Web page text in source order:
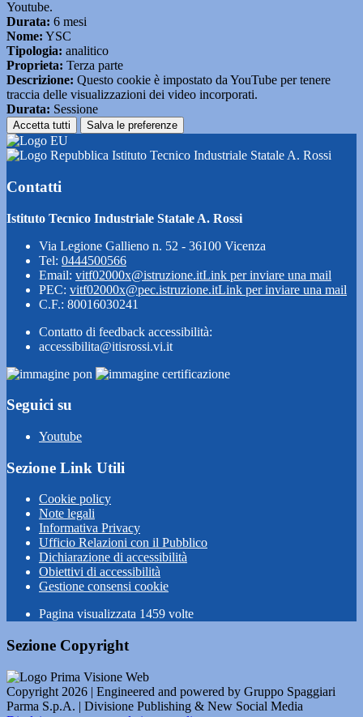
Youtube.
Durata: 6 mesi
Nome: YSC
Tipologia: analitico
Proprieta: Terza parte
Descrizione: Questo cookie è impostato da YouTube per tenere
traccia delle visualizzazioni dei video incorporati.
Durata: Sessione
Accetta tutti Salva le preferenze
Istituto Tecnico Industriale Statale A. Rossi
Contatti
Istituto Tecnico Industriale Statale A. Rossi
Via Legione Gallieno n. 52 - 36100 Vicenza
Tel: 0444500566
Email: vitf02000x@istruzione.itLink per inviare una mail
PEC: vitf02000x@pec.istruzione.itLink per inviare una mail
C.F.: 80016030241
Contatto di feedback accessibilità:
accessibilita@itisrossi.vi.it
Seguici su
Youtube
Sezione Link Utili
Cookie policy
Note legali
Informativa Privacy
Ufficio Relazioni con il Pubblico
Dichiarazione di accessibilità
Obiettivi di accessibilità
Gestione consensi cookie
Pagina visualizzata 1459 volte
Sezione Copyright
Copyright 2026 | Engineered and powered by Gruppo Spaggiari
Parma S.p.A. | Divisione Publishing & New Social Media